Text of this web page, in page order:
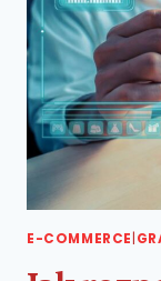
E-COMMERCE